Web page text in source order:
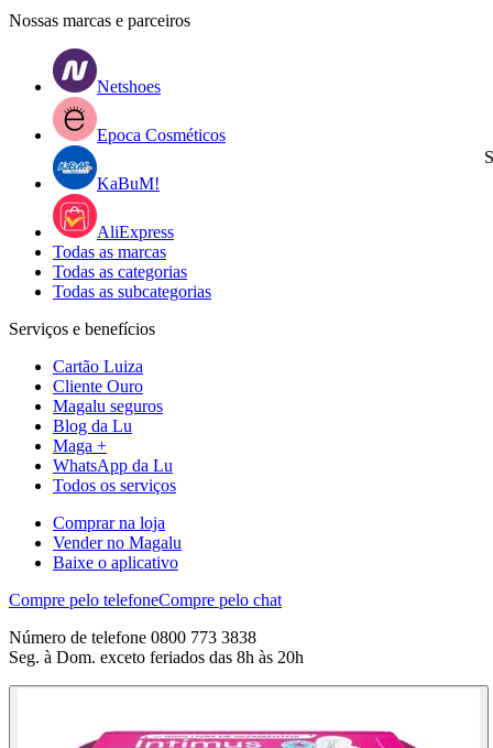
Nossas marcas e parceiros
Netshoes
Epoca Cosméticos
KaBuM!
AliExpress
Todas as marcas
Todas as categorias
Todas as subcategorias
Serviços e benefícios
Cartão Luiza
Cliente Ouro
Magalu seguros
Blog da Lu
Maga +
WhatsApp da Lu
Todos os serviços
Comprar na loja
Vender no Magalu
Baixe o aplicativo
Compre pelo telefoneCompre pelo chat
Número de telefone 0800 773 3838
Seg. à Dom. exceto feriados das 8h às 20h